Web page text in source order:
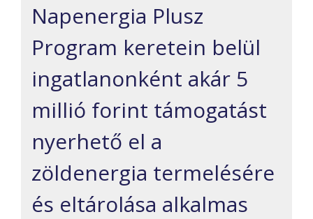
Napenergia Plusz
Program keretein belül
ingatlanonként akár 5
millió forint támogatást
nyerhető el a
zöldenergia termelésére
és eltárolása alkalmas